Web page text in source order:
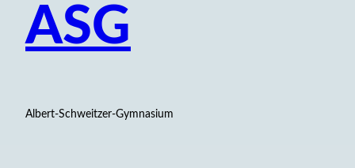
ASG
Albert-Schweitzer-Gymnasium